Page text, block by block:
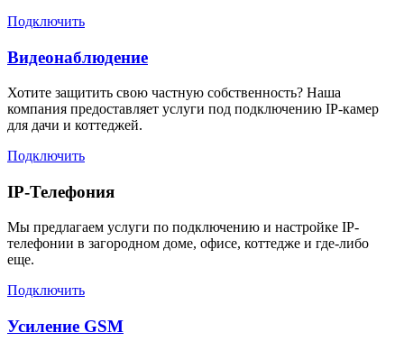
Подключить
Видеонаблюдение
Хотите защитить свою частную собственность? Наша
компания предоставляет услуги под подключению IP-камер
для дачи и коттеджей.
Подключить
IP-Телефония
Мы предлагаем услуги по подключению и настройке IP-
телефонии в загородном доме, офисе, коттедже и где-либо
еще.
Подключить
Усиление GSM